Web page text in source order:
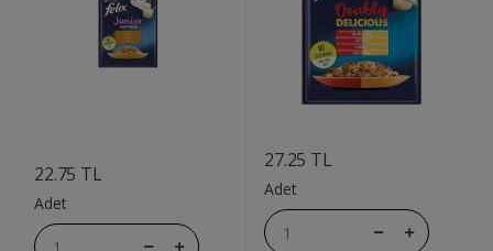
22.75 TL
Adet
27.25 TL
Adet